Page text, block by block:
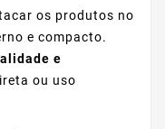
os produtos no
e compacto.
e
ou uso